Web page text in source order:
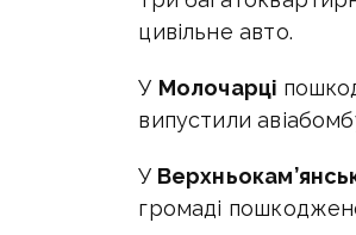
цивільне авто.
У Молочарці
випустили
У
громаді